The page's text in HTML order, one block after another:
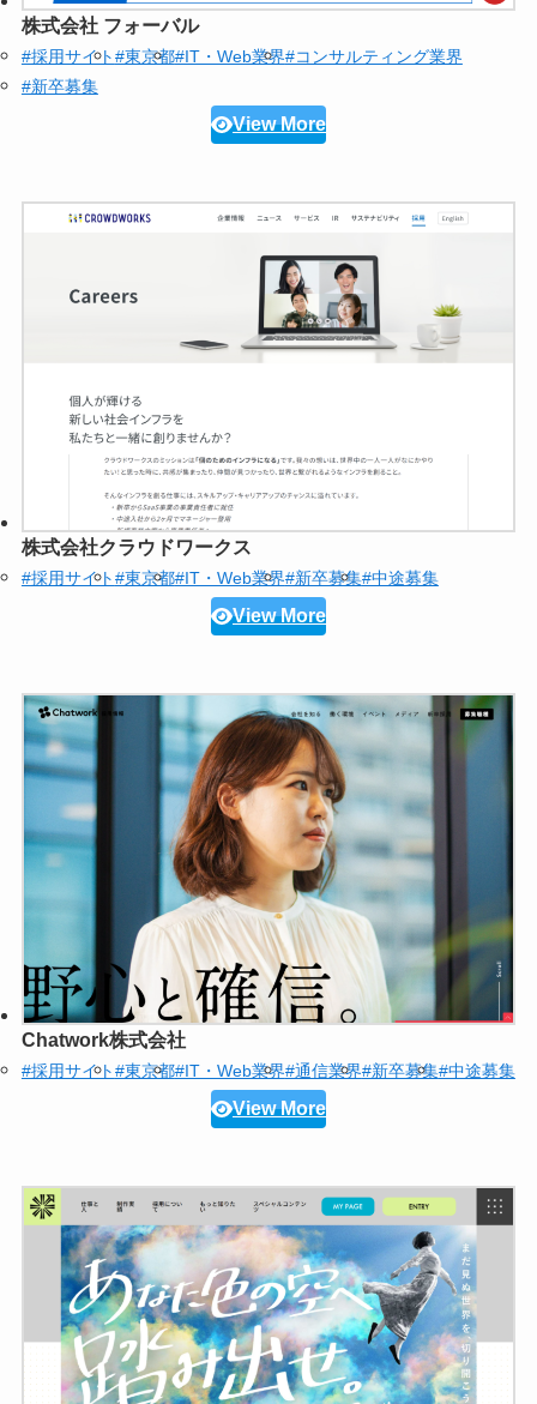
株式会社 フォーバル
#採用サイト#東京都#IT・Web業界#コンサルティング業界
#新卒募集
View More
株式会社クラウドワークス
#採用サイト#東京都#IT・Web業界#新卒募集#中途募集
View More
Chatwork株式会社
#採用サイト#東京都#IT・Web業界#通信業界#新卒募集#中途募集
View More